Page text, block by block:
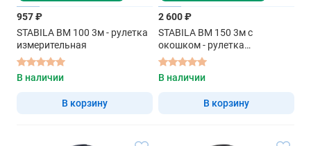
957 ₽
STABILA BM 100 3м - рулетка
измерительная
В наличии
В корзину
2 600 ₽
STABILA BM 150 3м с
окошком - рулетка
измерительная
В наличии
В корзину